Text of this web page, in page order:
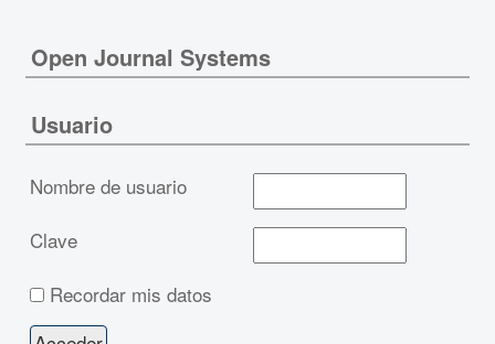
Open Journal Systems
Usuario
Nombre de usuario
Clave
Recordar mis datos